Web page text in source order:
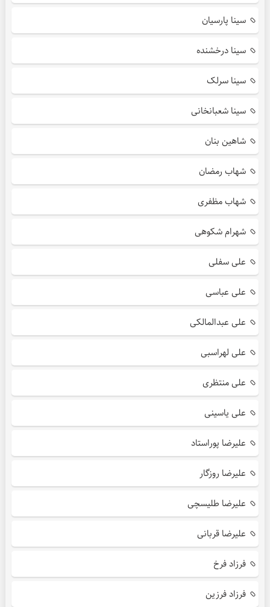
سینا پارسیان
سینا درخشنده
سینا سرلک
سینا شعبانخانی
شاهین بنان
شهاب رمضان
شهاب مظفری
شهرام شکوهی
علی سفلی
علی عباسی
علی عبدالمالکی
علی لهراسبی
علی منتظری
علی یاسینی
علیرضا پوراستاد
علیرضا روزگار
علیرضا طلیسچی
علیرضا قربانی
فرزاد فرخ
فرزاد فرزین